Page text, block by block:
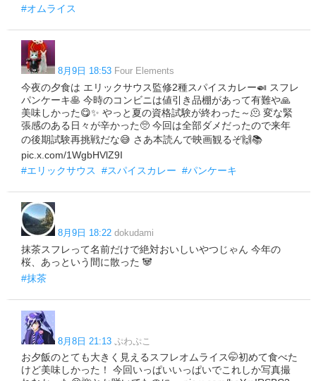
#オムライス
8月9日 18:53 Four Elements
今夜の夕食は エリックサウス監修2種スパイスカレー🍛 スフレ
パンケーキ🥞 今時のコンビニは値引き品棚があって有難や🙏
美味しかった😋✨️ やっと夏の資格試験が終わった～🫠 変な緊
張感のある日々が辛かった🥺 今回は全部ダメだったので来年
の後期試験再挑戦だな😅 さあ本読んで映画観るぞ🙌📚
pic.x.com/1WgbHVlZ9I
#エリックサウス
#スパイスカレー #パンケーキ
8月9日 18:22 dokudami
抹茶スフレって名前だけで絶対おいしいやつじゃん 今年の
桜、あっという間に散った 🐼
#抹茶
8月8日 21:13 ぷわぷこ
お夕飯のとても大きく見えるスフレオムライス🤭初めて食べた
けど美味しかった！ 今回いっぱいいっぱいでこれしか写真撮